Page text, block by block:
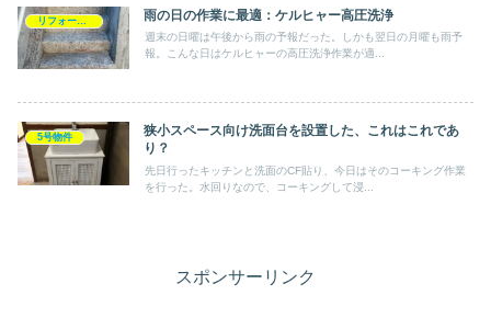
雨の日の作業に最適：ケルヒャー高圧洗浄
週末の日曜は午後から雨の予報だった。しかも翌日の月曜も雨予
報。こんな日はケルヒャーの高圧洗浄作業が適...
5号物件
狭小スペース向け洗面台を設置した、これはこれであ
り？
先日行ったキッチンと洗面のCF貼り、今日はそのコーキング作業
を行った。水回りなので、コーキングして浸...
スポンサーリンク